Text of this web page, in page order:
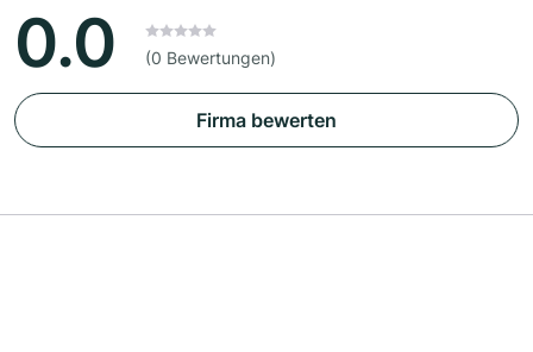
0.0 (0 Bewertungen)
Firma bewerten